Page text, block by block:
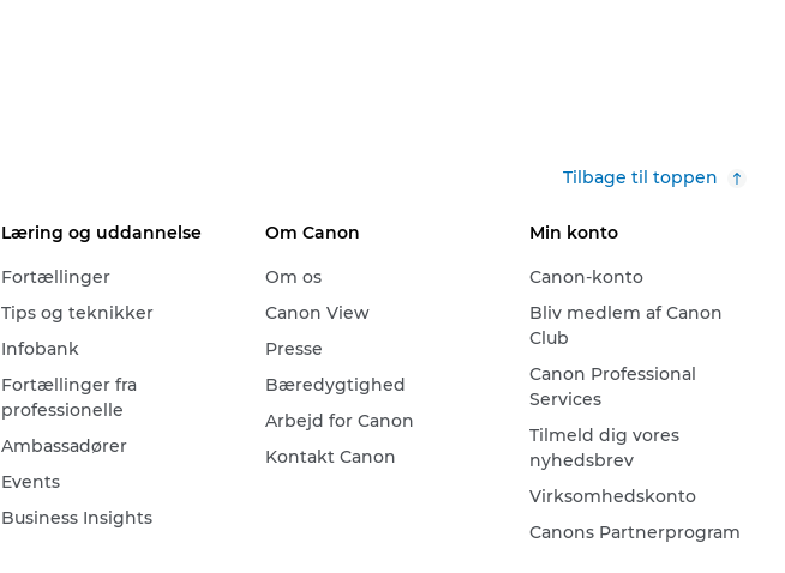
Tilbage til toppen
Læring og uddannelse
Fortællinger
Tips og teknikker
Infobank
Fortællinger fra
professionelle
Ambassadører
Events
Business Insights
Om Canon
Om os
Canon View
Presse
Bæredygtighed
Arbejd for Canon
Kontakt Canon
Min konto
Canon-konto
Bliv medlem af Canon
Club
Canon Professional
Services
Tilmeld dig vores
nyhedsbrev
Virksomhedskonto
Canons Partnerprogram